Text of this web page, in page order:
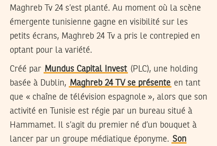
Maghreb Tv 24 s’est planté. Au moment où la scène
émergente tunisienne gagne en visibilité sur les
petits écrans, Maghreb 24 Tv a pris le contrepied en
optant pour la variété.
Créé par Mundus Capital Invest (PLC), une holding
basée à Dublin, Maghreb 24 TV se présente en tant
que « chaîne de télévision espagnole », alors que son
activité en Tunisie est régie par un bureau situé à
Hammamet. Il s’agit du premier né d’un bouquet à
lancer par un groupe médiatique éponyme. Son